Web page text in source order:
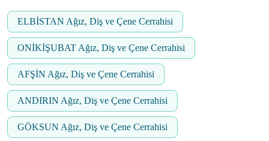
ELBİSTAN Ağız, Diş ve Çene Cerrahisi
ONİKİŞUBAT Ağız, Diş ve Çene Cerrahisi
AFŞİN Ağız, Diş ve Çene Cerrahisi
ANDIRIN Ağız, Diş ve Çene Cerrahisi
GÖKSUN Ağız, Diş ve Çene Cerrahisi